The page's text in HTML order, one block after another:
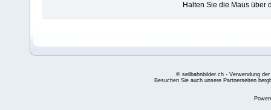
Halten Sie die Maus über
© seilbahnbilder.ch - Verwendung
Besuchen Sie auch unsere Partnerseiten